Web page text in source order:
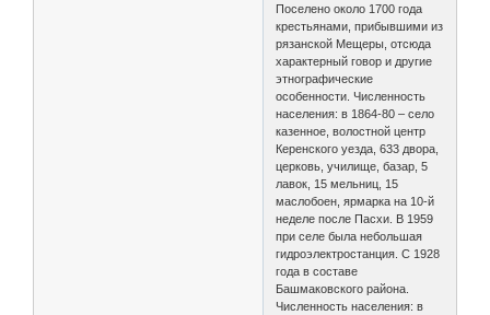
Поселено около 1700 года
крестьянами, прибывшими из
рязанской Мещеры, отсюда
характерный говор и другие
этнографические
особенности. Численность
населения: в 1864-80 – село
казенное, волостной центр
Керенского уезда, 633 двора,
церковь, училище, базар, 5
лавок, 15 мельниц, 15
маслобоен, ярмарка на 10-й
неделе после Пасхи. В 1959
при селе была небольшая
гидроэлектростанция. С 1928
года в составе
Башмаковского района.
Численность населения: в